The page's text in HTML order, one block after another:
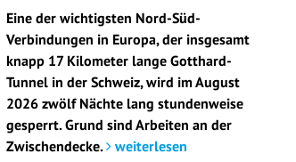
Eine der wichtigsten Nord-Süd-
Verbindungen in Europa, der insgesamt
knapp 17 Kilometer lange Gotthard-
Tunnel in der Schweiz, wird im August
2026 zwölf Nächte lang stundenweise
gesperrt. Grund sind Arbeiten an der
Zwischendecke. weiterlesen